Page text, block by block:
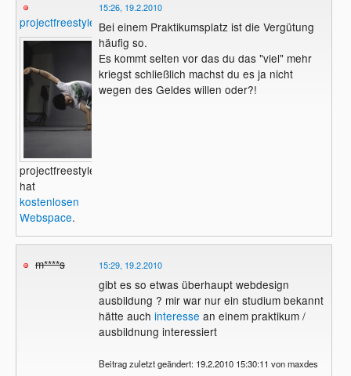
projectfreestyle
projectfreestyle
hat
kostenlosen
Webspace.
15:26, 19.2.2010
Bei einem Praktikumsplatz ist die Vergütung
häufig so.
Es kommt selten vor das du das "viel" mehr
kriegst schließlich machst du es ja nicht
wegen des Geldes willen oder?!
m****s 15:29, 19.2.2010
gibt es so etwas überhaupt webdesign
ausbildung ? mir war nur ein studium bekannt
hätte auch interesse an einem praktikum /
ausbildnung interessiert
Beitrag zuletzt geändert: 19.2.2010 15:30:11 von maxdes